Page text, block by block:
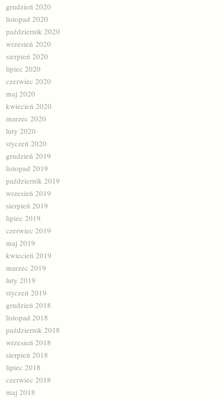
grudzień 2020
listopad 2020
październik 2020
wrzesień 2020
sierpień 2020
lipiec 2020
czerwiec 2020
maj 2020
kwiecień 2020
marzec 2020
luty 2020
styczeń 2020
grudzień 2019
listopad 2019
październik 2019
wrzesień 2019
sierpień 2019
lipiec 2019
czerwiec 2019
maj 2019
kwiecień 2019
marzec 2019
luty 2019
styczeń 2019
grudzień 2018
listopad 2018
październik 2018
wrzesień 2018
sierpień 2018
lipiec 2018
czerwiec 2018
maj 2018